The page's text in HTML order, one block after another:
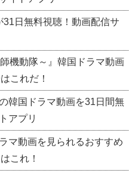
日無料視聴！動画配信サ
機動隊～』韓国ドラマ動画
これだ！
韓国ドラマ動画を31日間無
アプリ
マ動画を見られるおすすめ
これ！